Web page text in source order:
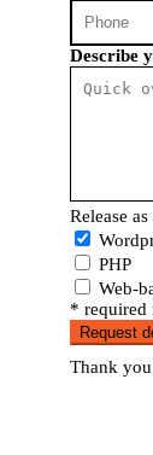
Describe
Release as
PHP
Web-
* required
Request
Thank